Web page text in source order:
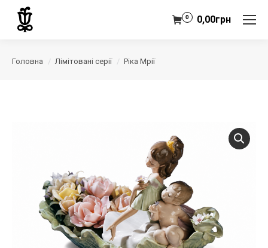
0,00грн
0
Головна Лімітовані серії Ріка Мрії